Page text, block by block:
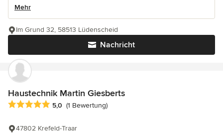
Mehr
Nachricht
Im Grund 32, 58513 Lüdenscheid
Haustechnik Martin Giesberts
Durchschnittliche Bewertung: 5 von 5 Sternen
5,0 (1 Bewertung)
47802 Krefeld-Traar